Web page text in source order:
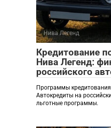
Нива Легенд
Кредитование
Нива Легенд:
российского
Программы
Автокредиты на
льготные программы.